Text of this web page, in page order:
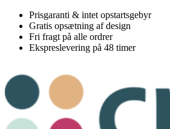
Videre
indhold
Prisgaranti & intet opstartsgebyr
Gratis opsætning af design
Fri fragt på alle ordrer
Ekspreslevering på 48 timer